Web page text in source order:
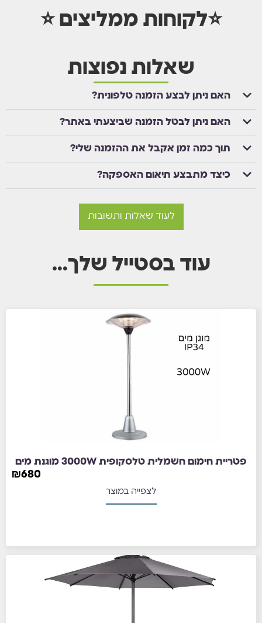
⭐לקוחות ממליצים ⭐
שאלות נפוצות
האם ניתן לבצע הזמנה טלפונית?
האם ניתן לבטל הזמנה שביצעתי באתר?
תוך כמה זמן אקבל את ההזמנה שלי?
כיצד מתבצע תיאום האספקה?
לעוד שאלות ותשובות
עוד בסטייל שלך…
פטריית חימום חשמלית טלסקופית 3000W מוגנת מים
₪680
לצפייה במוצר